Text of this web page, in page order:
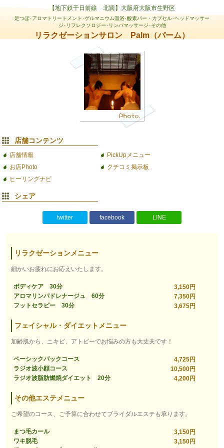
【地下鉄千日前線 北巽】大阪府大阪市生野区
足つぼ･アロマトリートメント･ゲルマニウム温浴･酸素バー・カプセル･ヘッドマッサー
ジ･リフレクソロジー･リンパマッサージ･その他
リラクゼーションサロン Palm（パーム）
店舗コンテンツ
店舗情報
PickUpメニュー
お店Photo
クチコミ掲示板
ヒーリングナビ
シェア
twitter facebook LINE
リラクゼーションメニュー
細かいお疲れにお応えいたします。
ボディケア 30分
3,150円
アロマリンパドレナージュ 60分
7,350円
フットセラピー 30分
3,675円
フェイシャル・ダイエットメニュー
加齢肌から、ニキビ、アトピーでお悩みの方も大丈夫です！
ベーシックパックコース
4,725円
ラジオ波小顔コース
10,500円
ラジオ波脂肪燃焼ダイエット 20分
4,200円
その他エステメニュー
ご希望のコース、ご予算に合わせてブライダルエステも承ります。
まつ毛カール
3,150円
ワキ脱毛
3,150円